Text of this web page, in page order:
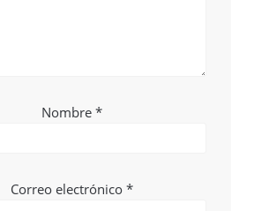
Nombre *
Correo electrónico *